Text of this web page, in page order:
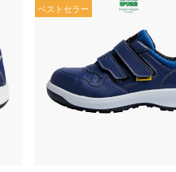
ベストセラー